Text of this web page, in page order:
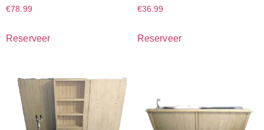
€78.99
Reserveer
€36.99
Reserveer